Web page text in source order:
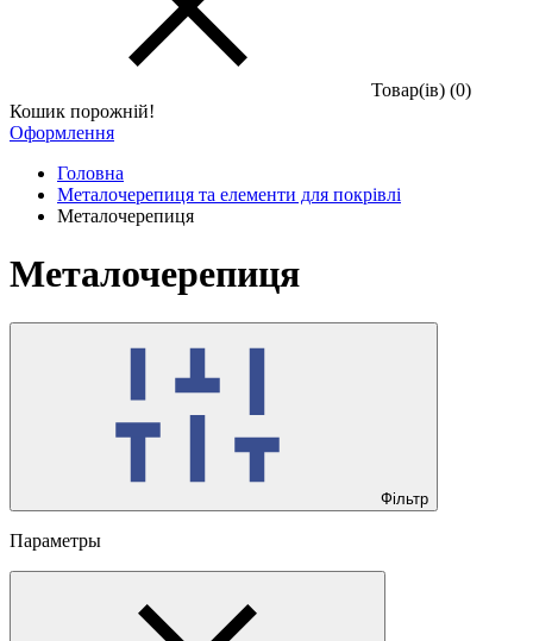
Товар(iв) (0)
Кошик порожній!
Оформлення
Головна
Металочерепиця та елементи для покрівлі
Металочерепиця
Металочерепиця
Фільтр
Параметры